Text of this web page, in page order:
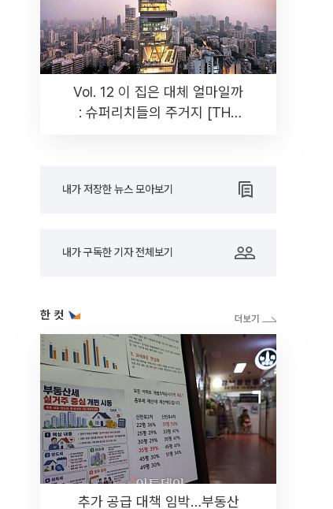
Vol. 12 이 집은 대체 얼마일까
: 슈퍼리치들의 주거지 [THE
내가 저장한 뉴스 모아보기
내가 구독한 기자 전체보기
한 컷
추가 공급 대책 임박…부동산